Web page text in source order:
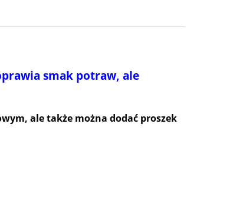
smak potraw, ale
ale także można dodać proszek